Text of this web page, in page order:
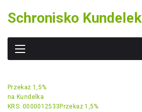
content
Schronisko Kundelek
Przekaż 1,5%
na Kundelka
KRS: 0000012533 Przekaż 1,5%